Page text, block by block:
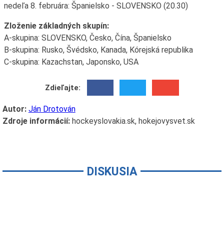
nedeľa 8. februára: Španielsko - SLOVENSKO (20.30)
Zloženie základných skupín:
A-skupina: SLOVENSKO, Česko, Čína, Španielsko
B-skupina: Rusko, Švédsko, Kanada, Kórejská republika
C-skupina: Kazachstan, Japonsko, USA
Zdieľajte:
Autor: Ján Drotován
Zdroje informácií:hockeyslovakia.sk, hokejovysvet.sk
DISKUSIA